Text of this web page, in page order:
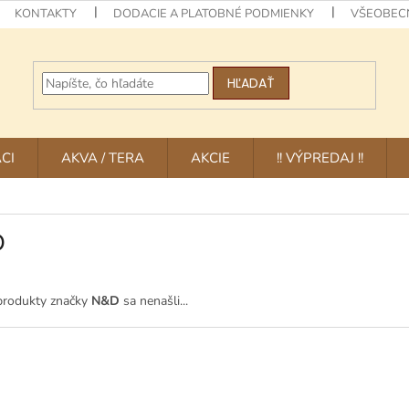
KONTAKTY DODACIE A PLATOBNÉ PODMIENKY
HĽADAŤ
AKVA / TERA AKCIE !! VÝPREDAJ !!
značky N&D sa nenašli...